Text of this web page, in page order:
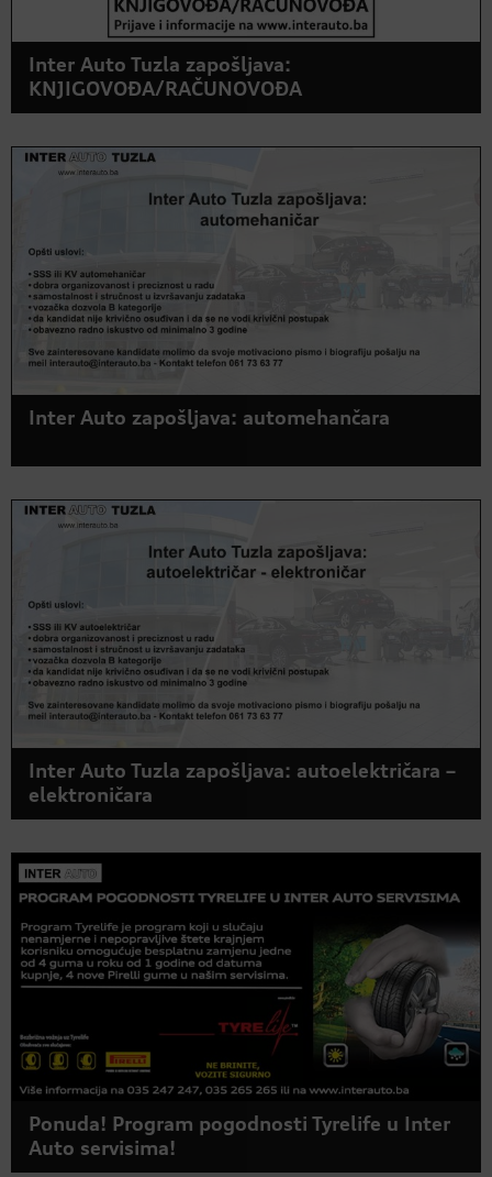
Inter Auto Tuzla zapošljava:
KNJIGOVOĐA/RAČUNOVOĐA
Inter Auto zapošljava: automehančara
Inter Auto Tuzla zapošljava: autoelektričara –
elektroničara
Ponuda! Program pogodnosti Tyrelife u Inter
Auto servisima!